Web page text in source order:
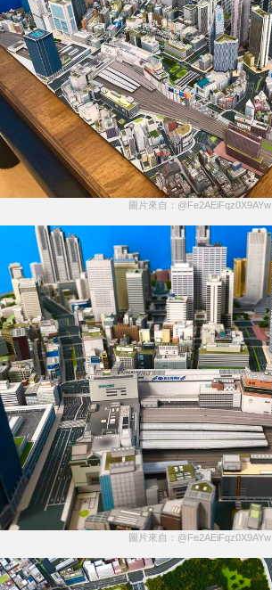
圖片來自：@Fe2AEiFqz0X9AYw
圖片來自：@Fe2AEiFqz0X9AYw